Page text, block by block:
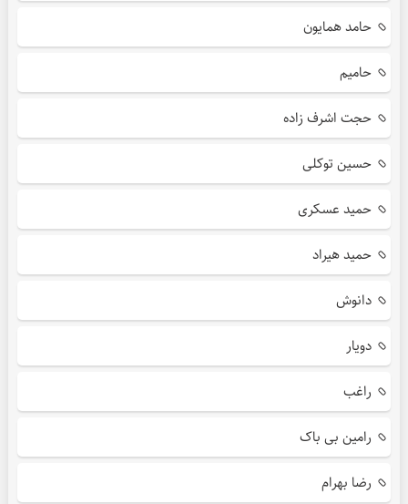
حامد همایون
حامیم
حجت اشرف زاده
حسین توکلی
حمید عسکری
حمید هیراد
دانوش
دویار
راغب
رامین بی باک
رضا بهرام